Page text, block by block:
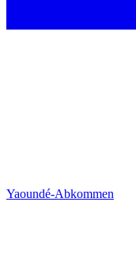
Yaoundé-Abkommen